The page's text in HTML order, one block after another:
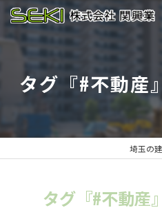
タグ『#不動産
埼玉の
タグ『#不動産